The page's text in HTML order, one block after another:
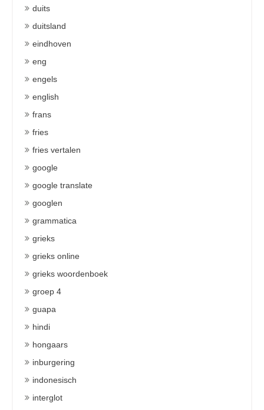
duits
duitsland
eindhoven
eng
engels
english
frans
fries
fries vertalen
google
google translate
googlen
grammatica
grieks
grieks online
grieks woordenboek
groep 4
guapa
hindi
hongaars
inburgering
indonesisch
interglot